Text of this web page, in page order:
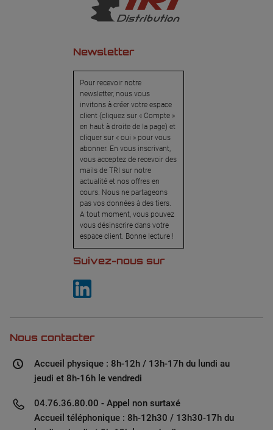
Newsletter
Pour recevoir notre
newsletter, nous vous
invitons à créer votre espace
client (cliquez sur « Compte »
en haut à droite de la page) et
cliquer sur « oui » pour vous
abonner. En vous inscrivant,
vous acceptez de recevoir des
mails de TRI sur notre
actualité et nos offres en
cours. Nous ne partageons
pas vos données à des tiers.
A tout moment, vous pouvez
vous désinscrire dans votre
espace client. Bonne lecture !
Suivez-nous sur
Nous contacter
Accueil physique : 8h-12h / 13h-17h du lundi au
jeudi et 8h-16h le vendredi
04.76.36.80.00 - Appel non surtaxé
Accueil téléphonique : 8h-12h30 / 13h30-17h du